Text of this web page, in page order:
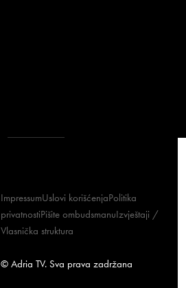
ImpressumUslovi korišćenjaPolitika
privatnostiPišite ombudsmanuIzvještaji /
Vlasnička struktura
© Adria TV. Sva prava zadržana